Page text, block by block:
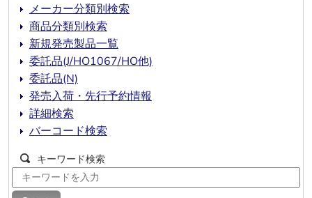
メーカー分類別検索
商品分類別検索
新規発売製品一覧
委託品(J/HO1067/HO他)
委託品(N)
発売入荷・先行予約情報
詳細検索
バーコード検索
キーワード検索